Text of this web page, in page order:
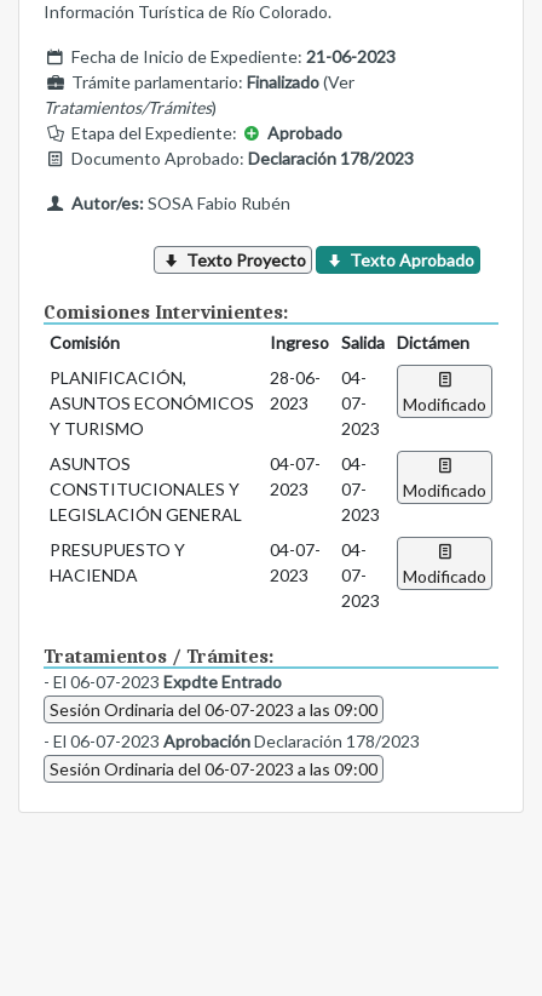
Información Turística de Río Colorado.
Fecha de Inicio de Expediente: 21-06-2023
Trámite parlamentario: Finalizado(Ver
Tratamientos/Trámites)
Etapa del Expediente:
Aprobado
Documento Aprobado: Declaración 178/2023
Autor/es:SOSA Fabio Rubén
Texto Proyecto Texto Aprobado
Comisiones Intervinientes:
Comisión Ingreso Salida
Dictámen
PLANIFICACIÓN,
ASUNTOS ECONÓMICOS
Y TURISMO
28-06-
2023
04-
07-
2023
Modificado
ASUNTOS
CONSTITUCIONALES Y
LEGISLACIÓN GENERAL
04-07-
2023
04-
07-
2023
Modificado
PRESUPUESTO Y
HACIENDA
04-07-
2023
04-
07-
2023
Modificado
Tratamientos / Trámites:
- El 06-07-2023 Expdte Entrado
Sesión Ordinaria del 06-07-2023 a las 09:00
- El 06-07-2023 AprobaciónDeclaración 178/2023
Sesión Ordinaria del 06-07-2023 a las 09:00